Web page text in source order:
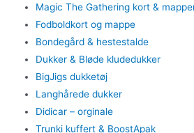
Magic The Gathering kort &
Fodboldkort og mappe
Bondegård & hestestalde
Dukker & Bløde kludedukker
BigJigs dukketøj
Langhårede dukker
Didicar – orginale
Trunki kuffert & BoostApak